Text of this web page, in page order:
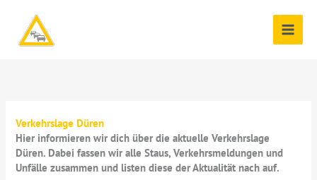
springen
Verkehrslage Düren
Hier informieren wir dich über die aktuelle Verkehrslage
Düren. Dabei fassen wir alle Staus, Verkehrsmeldungen und
Unfälle zusammen und listen diese der Aktualität nach auf.